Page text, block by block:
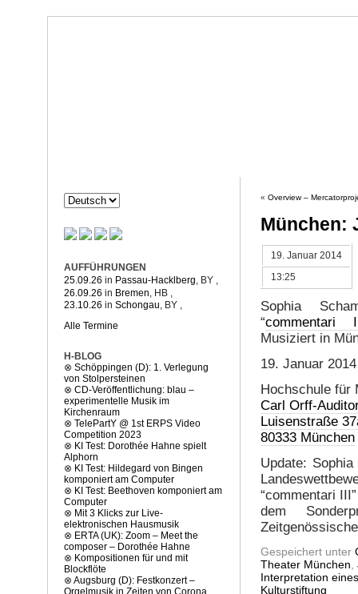
« Overview –
München:
19. Januar 2014
13:25
Sophia
“commentari
Musiziert in
19. Januar
Hochschule für
Carl Orff-
Luisenstraße
80333 München
Update:
“commentari
dem
Gespeichert unter
Theater München
Interpretation
Kulturstiftung
AUFFÜHRUNGEN
25.09.26 in Passau-Hacklberg , BY
26.09.26 in Bremen , HB
23.10.26 in Schongau, BY ,
Alle Termine
H-BLOG
⊗ Schöppingen (D): 1. Verlegung
von Stolpersteinen
⊗ CD-Veröffentlichung: blau –
experimentelle Musik im
Kirchenraum
⊗ TelePartY @ 1st ERPS Video
Competition 2023
⊗ KI Test: Dorothée Hahne spielt
Alphorn
⊗ KI Test: Hildegard von Bingen
komponiert am Computer
⊗ KI Test: Beethoven komponiert am
Computer
⊗ Mit 3 Klicks zur Live-
elektronischen Hausmusik
⊗ ERTA (UK): Zoom – Meet the
composer – Dorothée Hahne
⊗ Kompositionen für und mit
Blockflöte
⊗ Augsburg (D): Festkonzert –